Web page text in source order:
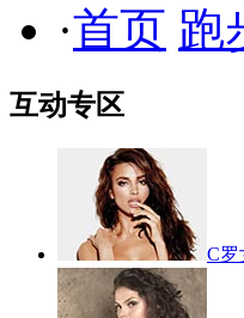
·首页 跑
互动专区
C罗